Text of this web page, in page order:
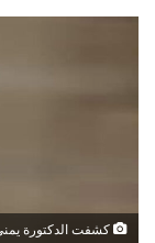
كشفت الدكتورة يمنى